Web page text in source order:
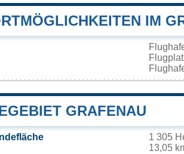
IM
GRAFENAU
1 305
13,05